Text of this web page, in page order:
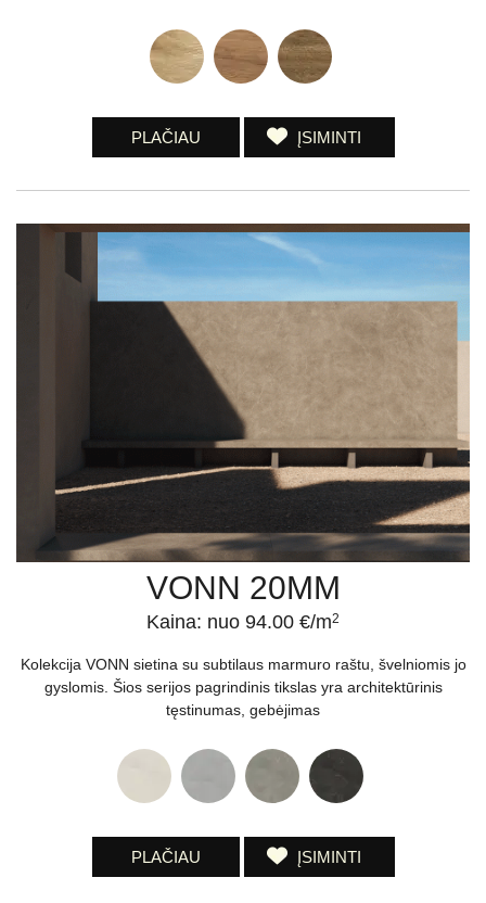
PLAČIAU ĮSIMINTI
VONN 20MM
Kaina: nuo 94.00 €/m2
Kolekcija VONN sietina su subtilaus marmuro raštu, švelniomis jo
gyslomis. Šios serijos pagrindinis tikslas yra architektūrinis
tęstinumas, gebėjimas
PLAČIAU ĮSIMINTI